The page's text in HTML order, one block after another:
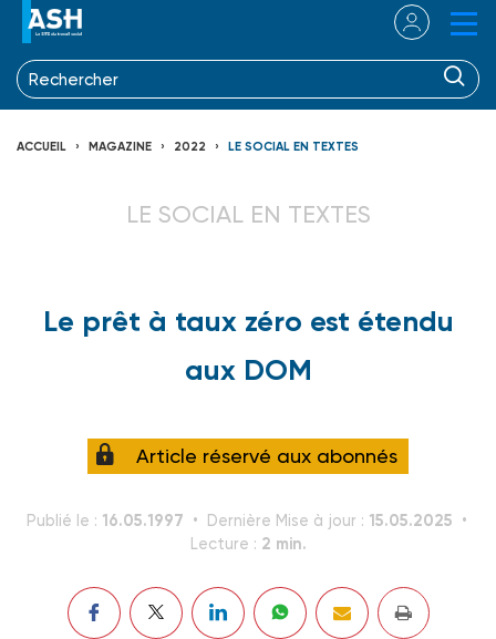
ACCUEIL MAGAZINE 2022 LE SOCIAL EN TEXTES
LE SOCIAL EN TEXTES
Le prêt à taux zéro est étendu
aux DOM
Article réservé aux abonnés
Publié le : 16.05.1997 Dernière Mise à jour : 15.05.2025
Lecture : 2 min.